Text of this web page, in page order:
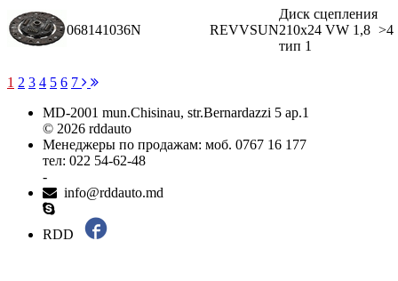
068141036N REVVSUN
Диск сцепления
210x24 VW 1,8
тип 1
>4
1 2 3 4 5 6 7
MD-2001 mun.Chisinau, str.Bernardazzi 5 ap.1
© 2026 rddauto
Менеджеры по продажам: моб. 0767 16 177
тел: 022 54-62-48
-
info@rddauto.md
RDD